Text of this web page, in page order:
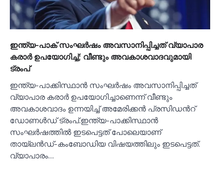
ഇന്ത്യ-പാക് സംഘര്‍ഷം അവസാനിപ്പിച്ചത് വ്യാപാര
കരാര്‍ ഉപയോഗിച്ച്‌; വീണ്ടും അവകാശവാദവുമായി
ട്രംപ്
ഇന്ത്യ-പാക്കിസ്ഥാൻ സംഘർഷം അവസാനിപ്പിച്ചത്
വ്യാപാര കരാർ ഉപയോഗിച്ചാണെന്ന് വീണ്ടും
അവകാശവാദം ഉന്നയിച്ച്‌ അമേരിക്കൻ പ്രസിഡന്‍റ്
ഡോണള്‍ഡ് ട്രംപ്.ഇന്ത്യ-പാക്കിസ്ഥാൻ
സംഘർഷത്തില്‍ ഇടപെട്ടത് പോലെയാണ്
തായ്‌ലൻഡ്-കംബോഡിയ വിഷയത്തിലും ഇടപെട്ടത്.
വ്യാപാരം…